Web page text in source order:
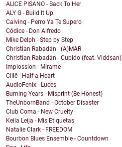
ALICE PISANO - Back To Her
ALY G - Build It Up
Calvinq - Perro Ya Te Supero
Códice - Don Alfredo
Mike Delph - Step by Step
Christian Rabadán - (A)MAR
Christian Rabadán - Cupido (feat. Viddsan)
Implossion - Mírame
Cillë - Half a Heart
AudioFenix - Luces
Burning Years - Misprint (Be Honest)
TheUnbornBand - October Disaster
Club Coma - New Cruelty
Keila Leija - Mis Etiquetas
Natalie Clark - FREEDOM
Bourbon Blues Ensemble - Countdown